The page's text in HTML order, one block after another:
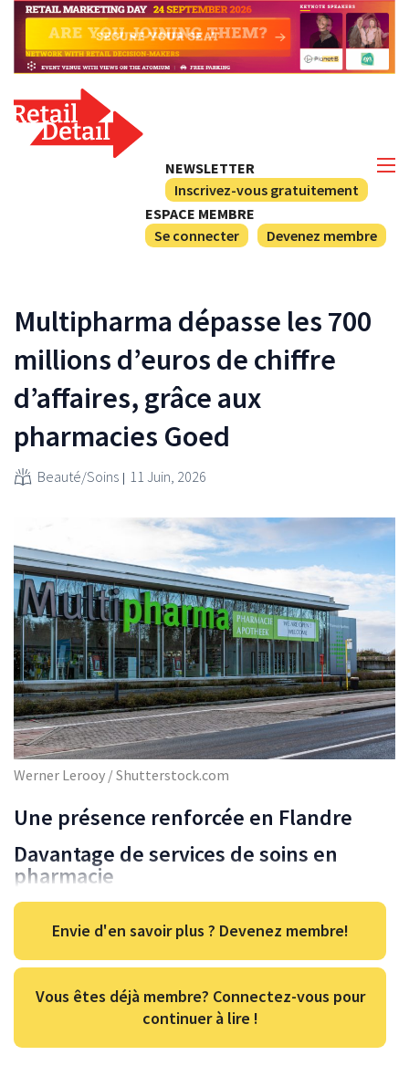
NEWSLETTER
Inscrivez-vous gratuitement
ESPACE MEMBRE
Se connecter
Devenez membre
Multipharma dépasse les 700
millions d’euros de chiffre
d’affaires, grâce aux
pharmacies Goed
Beauté/Soins 11 Juin, 2026
Werner Lerooy / Shutterstock.com
Une présence renforcée en Flandre
Davantage de services de soins en
pharmacie
Envie d'en savoir plus ? Devenez membre!
Vous êtes déjà membre? Connectez-vous pour
continuer à lire !